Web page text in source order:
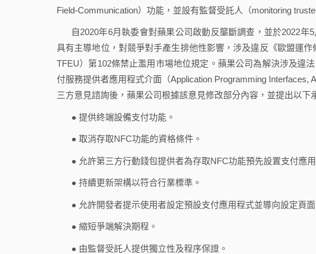
Field-Communication）功能，並設有監督受託人（monitoring
自2020年6月執委會對蘋果公司啟動反壟斷調查，並於2022
具有主導地位，對競爭對手產生排他性影響，涉及違反《歐盟運作
TFEU）第102條禁止濫用市場地位規定。蘋果公司為解決涉及違
付服務提供者應用程式介面（Application Programming
三方意見諮詢後，蘋果公司根據該意見修改部分內容，並提出以下
● 提供終端設備支付功能。
● 取消存取NFC功能的資格條件。
● 允許第三方行動錢包提供者為存取NFC功能預先設置支付應用
● 持續更新架構以符合行業標準。
● 允許開發者提示使用者設定預設支付應用程式並導向設定頁面
● 縮短爭端解決期程。
● 由監督受託人提供獨立性及程序保證。